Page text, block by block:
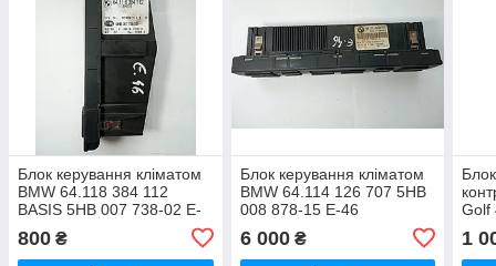
Блок керування кліматом
BMW 64.118 384 112
BASIS 5HB 007 738-02 E-
800 ₴
Блок керування кліматом
BMW 64.114 126 707 5HB
008 878-15 E-46
6 000₴
Golf
1